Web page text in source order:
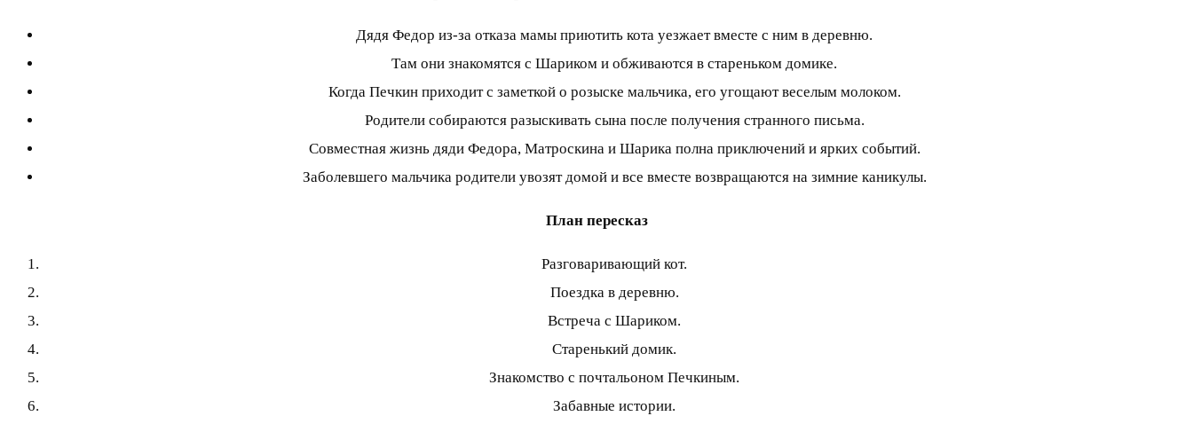
Дядя Федор из-за отказа мамы приютить кота уезжает вместе с ним в деревню.
Там они знакомятся с Шариком и обживаются в стареньком домике.
Когда Печкин приходит с заметкой о розыске мальчика, его угощают веселым молоком.
Родители собираются разыскивать сына после получения странного письма.
Совместная жизнь дяди Федора, Матроскина и Шарика полна приключений и ярких событий.
Заболевшего мальчика родители увозят домой и все вместе возвращаются на зимние каникулы.
План пересказ
Разговаривающий кот.
Поездка в деревню.
Встреча с Шариком.
Старенький домик.
Знакомство с почтальоном Печкиным.
Забавные истории.